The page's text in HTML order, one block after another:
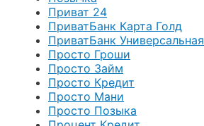
Приват 24
ПриватБанк Карта Голд
ПриватБанк Универсальная
Просто Гроши
Просто Займ
Просто Кредит
Просто Мани
Просто Позыка